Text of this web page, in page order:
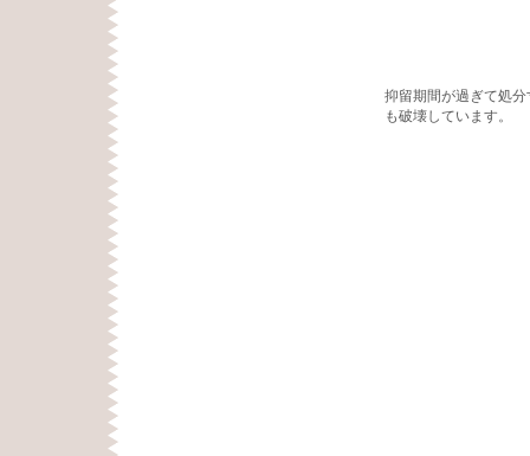
抑留期間が過ぎて処
も破壊しています。